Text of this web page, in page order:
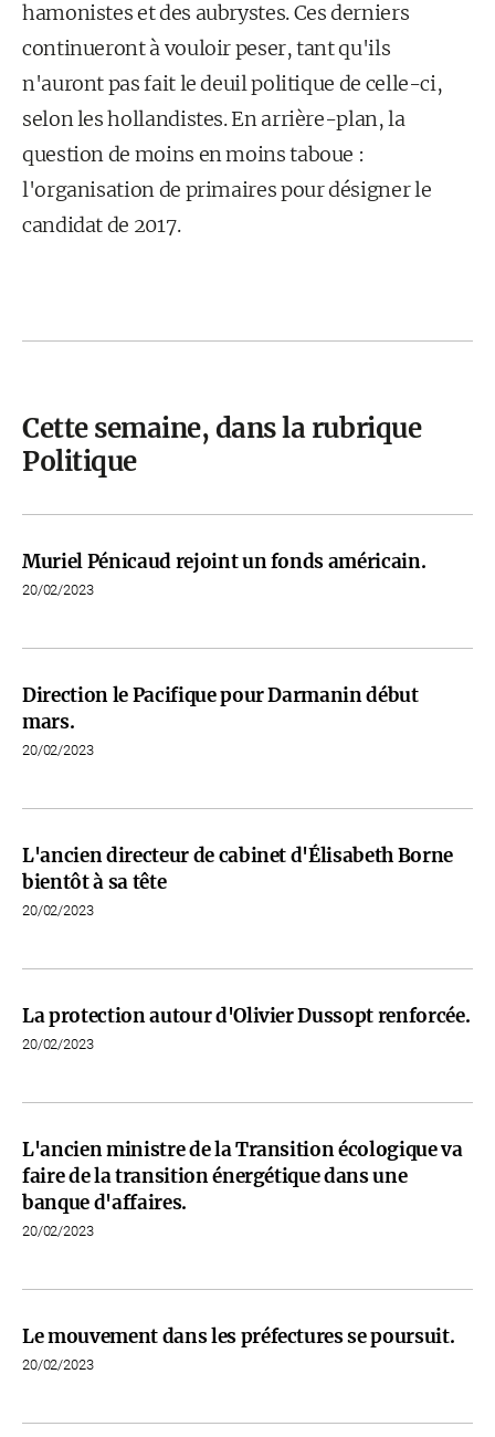
hamonistes et des aubrystes. Ces derniers
continueront à vouloir peser, tant qu'ils
n'auront pas fait le deuil politique de celle-ci,
selon les hollandistes. En arrière-plan, la
question de moins en moins taboue :
l'organisation de primaires pour désigner le
candidat de 2017.
Cette semaine, dans la rubrique
Politique
Muriel Pénicaud rejoint un fonds américain.
20/02/2023
Direction le Pacifique pour Darmanin début
mars.
20/02/2023
L'ancien directeur de cabinet d'Élisabeth Borne
bientôt à sa tête
20/02/2023
La protection autour d'Olivier Dussopt renforcée.
20/02/2023
L'ancien ministre de la Transition écologique va
faire de la transition énergétique dans une
banque d'affaires.
20/02/2023
Le mouvement dans les préfectures se poursuit.
20/02/2023